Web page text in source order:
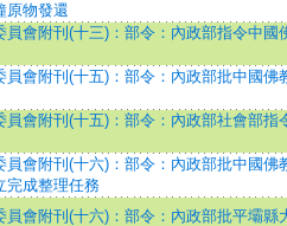
原物發還
員會附刊(十三)：部令：內政部指令中
員會附刊(十五)：部令：內政部批中國
員會附刊(十五)：部令：內政部社會部
員會附刊(十六)：部令：內政部批中國
完成整理任務
員會附刊(十六)：部令：內政部批平壩縣